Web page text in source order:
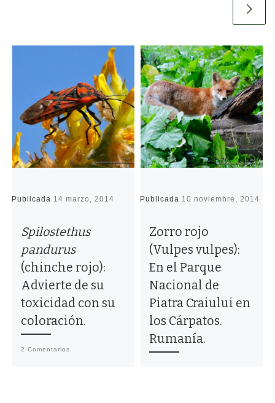
Publicada 14 marzo, 2014
Spilostethus
pandurus
(chinche rojo):
Advierte de su
toxicidad con su
coloración.
2 Comentarios
Publicada 10 noviembre, 2014
Zorro rojo
(Vulpes vulpes):
En el Parque
Nacional de
Piatra Craiului en
los Cárpatos.
Rumanía.